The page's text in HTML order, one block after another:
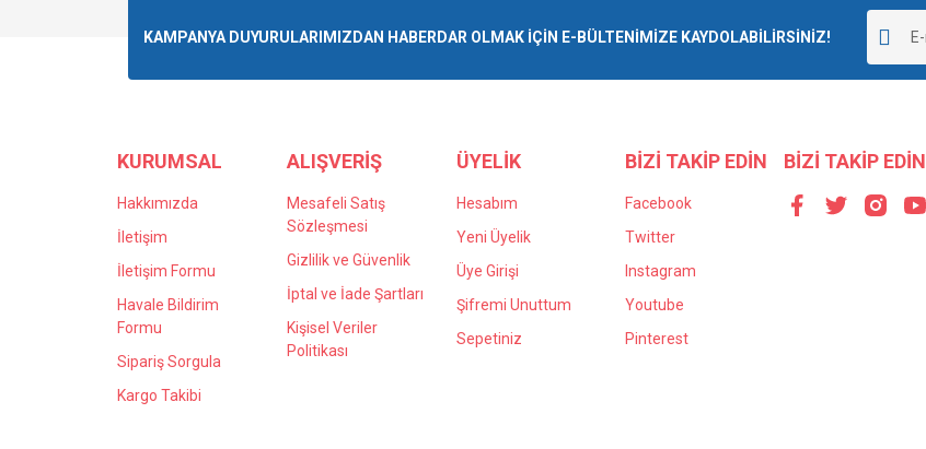
Ürün resmi kalitesiz, bozuk veya görüntülenemiyor.
Bu ürüne benzer farklı alternatifler olmalı.
KAMPANYA DUYURULARIMIZDAN HABERDAR OLMAK İÇİN E-BÜLTENİMİZE KAYDOLABİLİRSİNİZ!
KURUMSAL
Hakkımızda
İletişim
İletişim Formu
Havale Bildirim
Formu
Sipariş Sorgula
Kargo Takibi
ALIŞVERİŞ
Mesafeli Satış
Sözleşmesi
Gizlilik ve Güvenlik
İptal ve İade Şartları
Kişisel Veriler
Politikası
ÜYELİK
Hesabım
Yeni Üyelik
Üye Girişi
Şifremi Unuttum
Sepetiniz
BİZİ TAKİP EDİN
Facebook
Twitter
Instagram
Youtube
Pinterest
BİZİ TAKİP EDİN